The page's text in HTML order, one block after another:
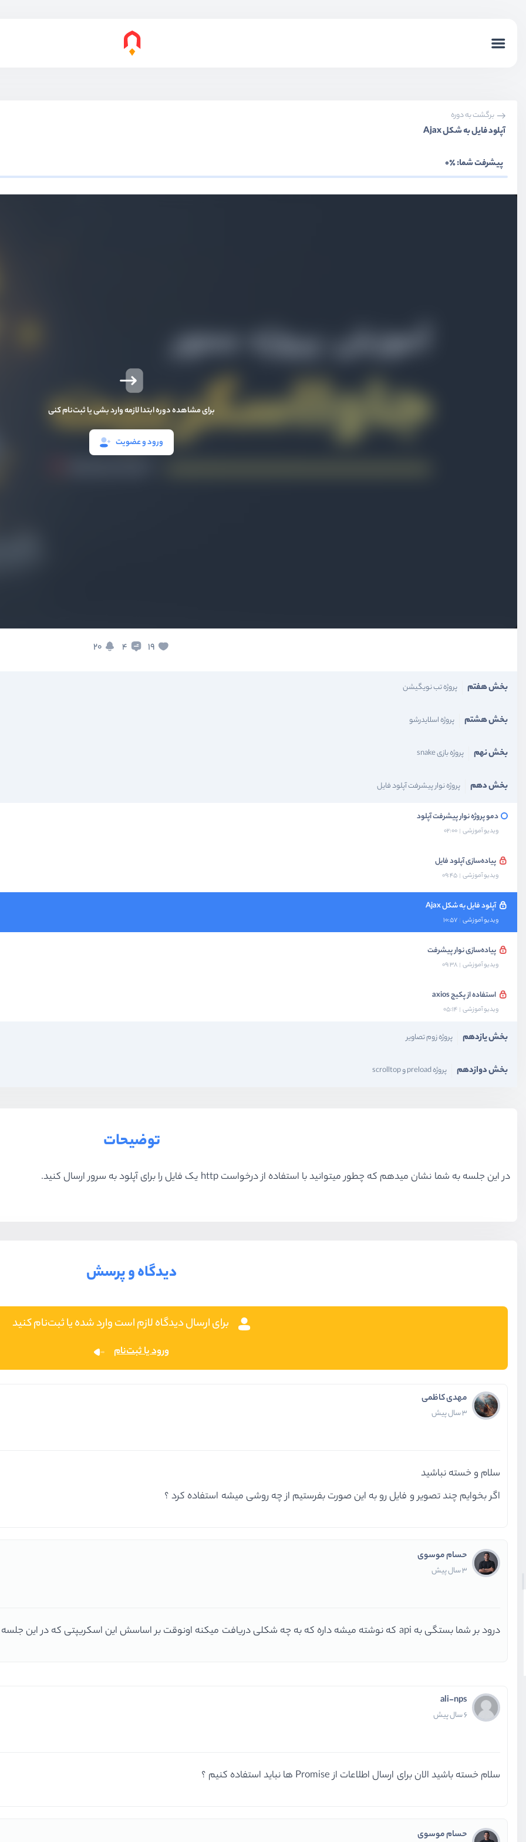
برگشت به دوره
آپلود فایل به شکل Ajax
پیشرفت شما:٪0
برای مشاهده دوره ابتدا لازمه وارد بشی یا ثبت‌نام کنی
ورود و عضویت
19
4
20
بخش هفتم پروژه تب نویگیشن
بخش هشتم پروژه اسلایدرشو
بخش نهم پروژه بازی snake
بخش دهم پروژه نوار پیشرفت آپلود فایل
دمو پروژه نوار پیشرفت آپلود
ویدیو آموزشی 02:00
پیاده‌سازی آپلود فایل
ویدیو آموزشی 09:45
آپلود فایل به شکل Ajax
ویدیو آموزشی 10:57
پیاده‌سازی نوار پیشرفت
ویدیو آموزشی 09:38
استفاده از پکیج axios
ویدیو آموزشی 05:14
بخش یازدهم پروژه زوم تصاویر
بخش دوازدهم پروژه preload و scrolltop
توضیحات
در این جلسه به شما نشان میدهم که چطور میتوانید با استفاده از درخواست http یک فایل را برای آپلود به سرور ارسال کنید.
دیدگاه و پرسش
برای ارسال دیدگاه لازم است وارد شده یا ثبت‌نام کنید
ورود یا ثبت‌نام
مهدی کاظمی
3 سال پیش
سلام و خسته نباشید
اگر بخوایم چند تصویر و فایل رو به این صورت بفرستیم از چه روشی میشه استفاده کرد ؟
حسام موسوی
3 سال پیش
درود بر شما بستگی به api که نوشته میشه داره که به چه شکلی دریافت میکنه اونوقت بر اساسش این اسکریپتی که در این جلسه استفاده شد تغییر میکنه
ali-nps
6 سال پیش
سلام خسته باشید الان برای ارسال اطلاعات از Promise ها نباید استفاده کنیم ؟
حسام موسوی